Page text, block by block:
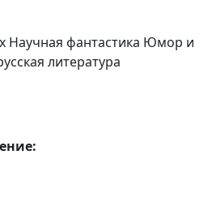
Научная фантастика Юмор и
литература